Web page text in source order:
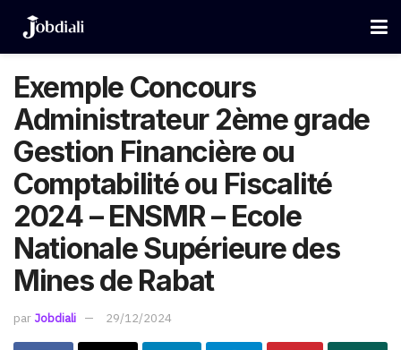
Exemple Concours
Administrateur 2ème grade
Gestion Financière ou
Comptabilité ou Fiscalité
2024 – ENSMR – Ecole
Nationale Supérieure des
Mines de Rabat
par Jobdiali 29/12/2024